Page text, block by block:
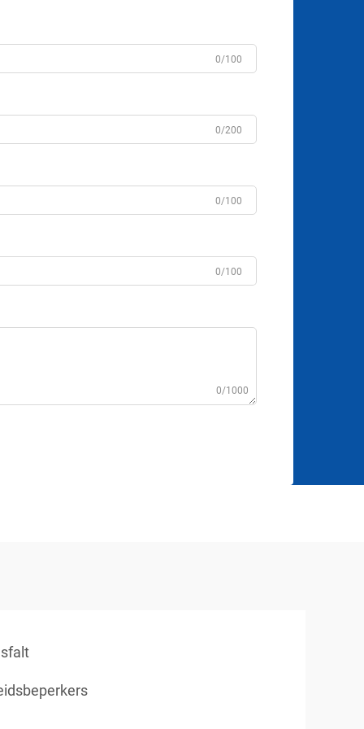
0/100
0/200
0/100
0/100
0/1000